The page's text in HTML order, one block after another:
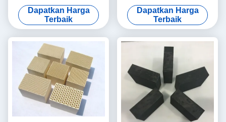
Sistem Oksidasi Katalitik
Dapatkan Harga
Terbaik
Industri Mesin Kawat Enamel
Dapatkan Harga
Terbaik